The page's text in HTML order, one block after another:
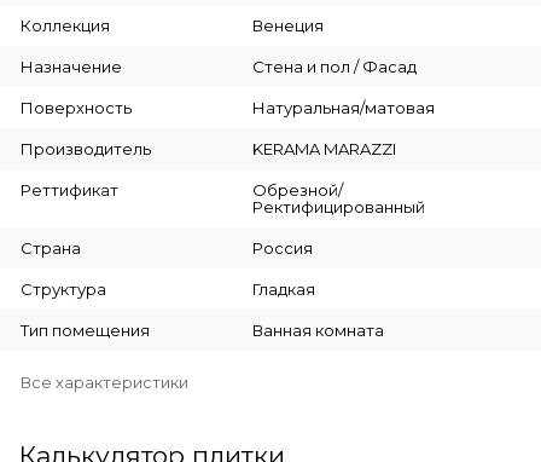
Коллекция Венеция
Назначение Стена и пол / Фасад
Поверхность Натуральная/матовая
Производитель KERAMA MARAZZI
Реттификат
Обрезной/
Ректифицированный
Страна Россия
Структура Гладкая
Тип помещения Ванная комната
Все характеристики
Калькулятор плитки